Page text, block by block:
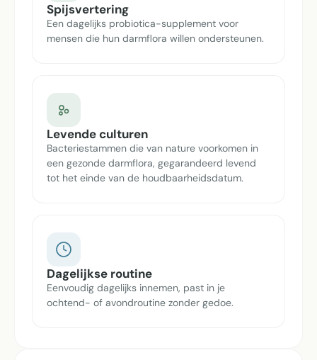
Spijsvertering
Een dagelijks probiotica-supplement voor
mensen die hun darmflora willen ondersteunen.
Levende culturen
Bacteriestammen die van nature voorkomen in
een gezonde darmflora, gegarandeerd levend
tot het einde van de houdbaarheidsdatum.
Dagelijkse routine
Eenvoudig dagelijks innemen, past in je
ochtend- of avondroutine zonder gedoe.